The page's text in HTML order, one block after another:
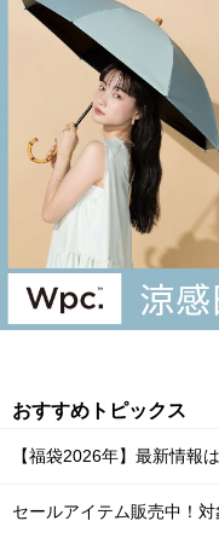
おすすめトピックス
【福袋2026年】最新情報
セールアイテム販売中！